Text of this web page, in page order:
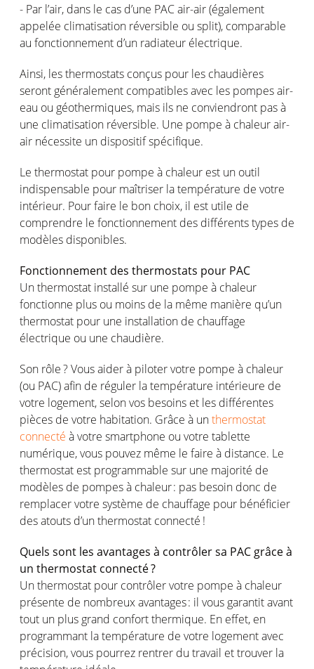
- Par l’air, dans le cas d’une PAC air-air(également
appelée climatisation réversible ou split), comparable
au fonctionnement d’un radiateur électrique.
Ainsi, les thermostats conçus pour les chaudières
seront généralement compatibles avec les pompesair-
eau ou géothermiques, mais ils ne conviendront pas à
une climatisation réversible. Une pompe à chaleurair-
air nécessite un dispositifspécifique.
Le thermostat pour pompe à chaleur est un outil
indispensable pour maîtriser latempérature de votre
intérieur. Pour faire le bon choix, il est utile de
comprendre le fonctionnement des différentstypes de
modèles disponibles.
Fonctionnement des thermostats pour PAC
Un thermostat installé sur une pompe à chaleur
fonctionne plus ou moins de la même manière qu’un
thermostat pour une installation de chauffage
électrique ou une chaudière.
Son rôle? Vous aider à pilotervotre pompe à chaleur
(ou PAC)afin de réguler latempérature intérieure de
votre logement,selonvos besoins et les différentes
pièces de votre habitation. Grâce à unthermostat
connecté àvotre smartphone ou votre tablette
numérique,vous pouvez même le faire à distance. Le
thermostat est programmable sur une majorité de
modèles de pompesà chaleur: pas besoin donc de
remplacervotre système de chauffage pour bénéficier
desatouts d’un thermostat connecté !
Quels sont les avantages à contrôlersa PAC grâce à
un thermostat connecté?
Un thermostat pour contrôlervotre pompe à chaleur
présente de nombreuxavantages: il vous garantitavant
tout un plus grand confortthermique. En effet, en
programmant latempérature de votre logementavec
précision,vous pourrez rentrer du travail ettrouver la